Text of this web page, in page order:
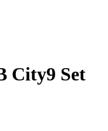
City9 Set